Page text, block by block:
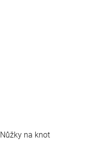
Nůžky na knot